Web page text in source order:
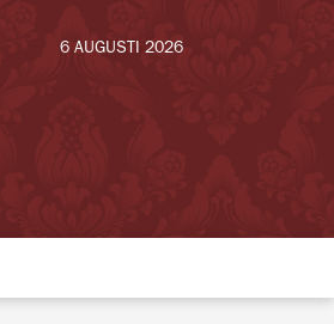
6 AUGUSTI 2026